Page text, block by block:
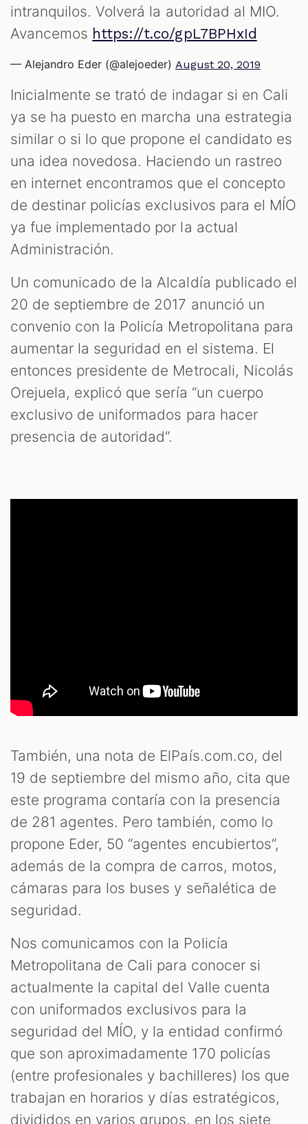
intranquilos. Volverá la autoridad al MIO.
Avancemos https://t.co/gpL7BPHxId
— Alejandro Eder (@alejoeder) August 20, 2019
Inicialmente se trató de indagar si en Cali
ya se ha puesto en marcha una estrategia
similar o si lo que propone el candidato es
una idea novedosa. Haciendo un rastreo
en internet encontramos que el concepto
de destinar policías exclusivos para el MÍO
ya fue implementado por la actual
Administración.
Un comunicado de la Alcaldía publicado el
20 de septiembre de 2017 anunció un
convenio con la Policía Metropolitana para
aumentar la seguridad en el sistema. El
entonces presidente de Metrocali, Nicolás
Orejuela, explicó que sería “un cuerpo
exclusivo de uniformados para hacer
presencia de autoridad”.
También, una nota de ElPaís.com.co, del
19 de septiembre del mismo año, cita que
este programa contaría con la presencia
de 281 agentes. Pero también, como lo
propone Eder, 50 “agentes encubiertos”,
además de la compra de carros, motos,
cámaras para los buses y señalética de
seguridad.
Nos comunicamos con la Policía
Metropolitana de Cali para conocer si
actualmente la capital del Valle cuenta
con uniformados exclusivos para la
seguridad del MÍO, y la entidad confirmó
que son aproximadamente 170 policías
(entre profesionales y bachilleres) los que
trabajan en horarios y días estratégicos,
divididos en varios grupos, en los siete